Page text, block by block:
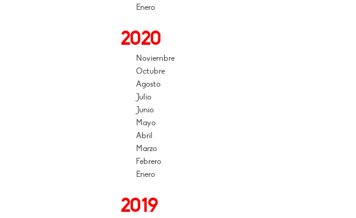
Enero
2020
Noviembre
Octubre
Agosto
Julio
Junio
Mayo
Abril
Marzo
Febrero
Enero
2019